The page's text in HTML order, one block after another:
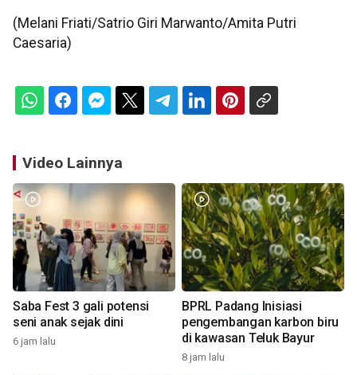
(Melani Friati/Satrio Giri Marwanto/Amita Putri
Caesaria)
Video Lainnya
Saba Fest 3 gali potensi
seni anak sejak dini
6 jam lalu
BPRL Padang Inisiasi
pengembangan karbon biru
di kawasan Teluk Bayur
8 jam lalu